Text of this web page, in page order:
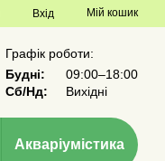
Вхід Мій кошик
Графік роботи:
Будні:
09:00–18:00
Сб/Нд:
Вихідні
Акваріумістика